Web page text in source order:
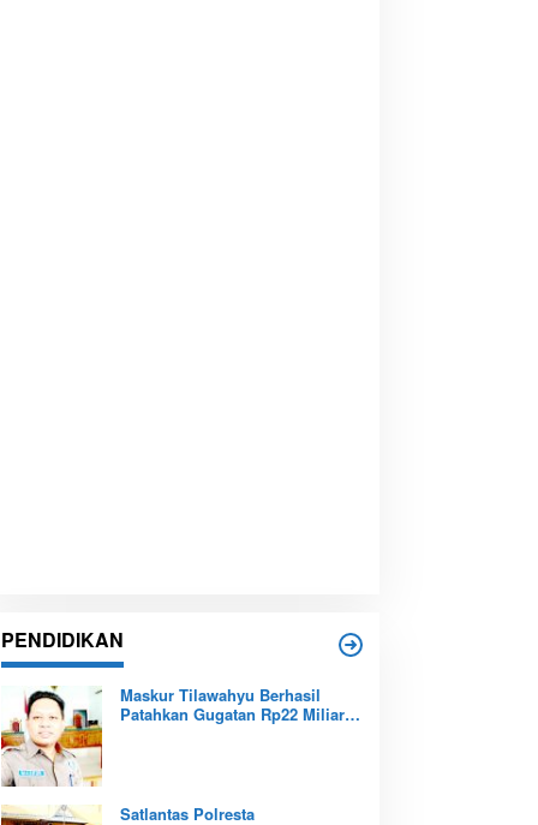
PENDIDIKAN
Maskur Tilawahyu Berhasil
Patahkan Gugatan Rp22 Miliar,
Satlantas Polresta